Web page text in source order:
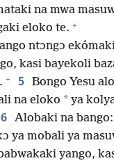
na mwa
eloko te. +
ntɔngɔ
kasi bayekoli
+ 5 Bongo Yesu
na eloko * ya
6 Alobaki na
ya mobali ya
yango,